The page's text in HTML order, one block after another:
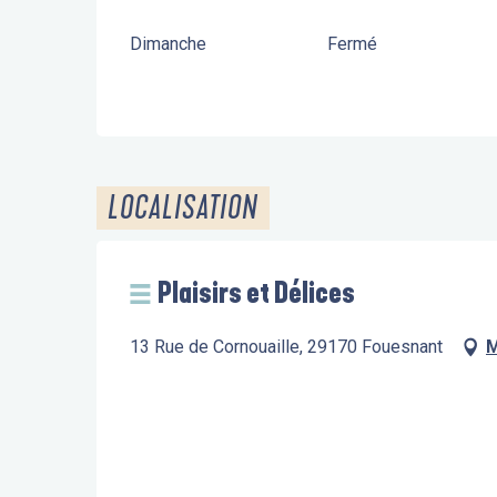
Dimanche Fermé
LOCALISATION
Plaisirs et Délices
13 Rue de Cornouaille, 29170 Fouesnant